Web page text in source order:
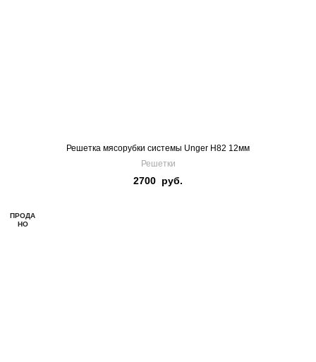
Решетка мясорубки системы Unger H82 12мм
Решетки
2700 руб.
ПРОДА
НО